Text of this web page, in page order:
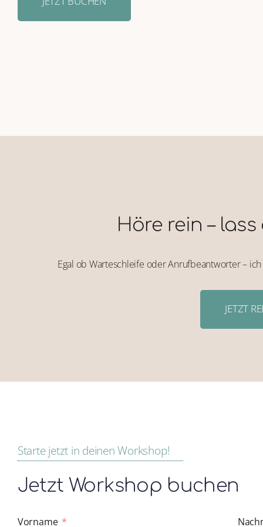
KONTAKT
Höre rein –
Egal ob Warteschleife oder Anrufbeantworter –
JETZT
Starte jetzt in deinen Workshop!
Jetzt Workshop buchen
Vorname